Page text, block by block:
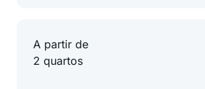
A partir de
2 quartos